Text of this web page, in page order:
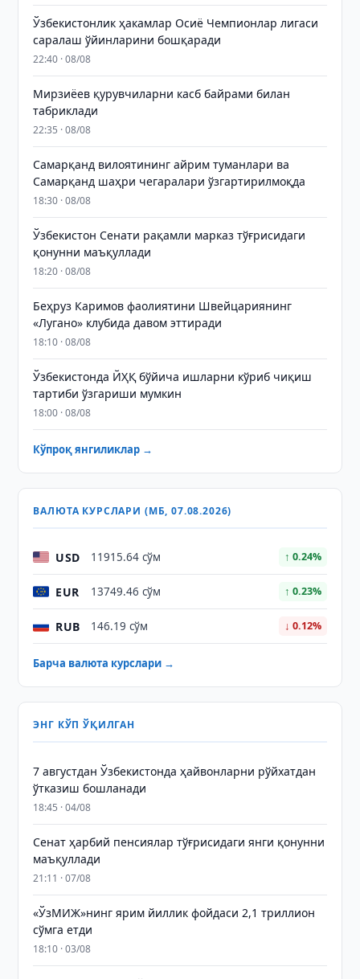
Ўзбекистонлик ҳакамлар Осиё Чемпионлар лигаси
саралаш ўйинларини бошқаради
22:40 · 08/08
Мирзиёев қурувчиларни касб байрами билан
табриклади
22:35 · 08/08
Самарқанд вилоятининг айрим туманлари ва
Самарқанд шаҳри чегаралари ўзгартирилмоқда
18:30 · 08/08
Ўзбекистон Сенати рақамли марказ тўғрисидаги
қонунни маъқуллади
18:20 · 08/08
Беҳруз Каримов фаолиятини Швейцариянинг
«Лугано» клубида давом эттиради
18:10 · 08/08
Ўзбекистонда ЙҲҚ бўйича ишларни кўриб чиқиш
тартиби ўзгариши мумкин
18:00 · 08/08
Кўпроқ янгиликлар →
ВАЛЮТА КУРСЛАРИ (МБ, 07.08.2026)
USD 11915.64 сўм ↑ 0.24%
EUR 13749.46 сўм ↑ 0.23%
RUB 146.19 сўм ↓ 0.12%
Барча валюта курслари →
ЭНГ КЎП ЎҚИЛГАН
7 августдан Ўзбекистонда ҳайвонларни рўйхатдан
ўтказиш бошланади
18:45 · 04/08
Сенат ҳарбий пенсиялар тўғрисидаги янги қонунни
маъқуллади
21:11 · 07/08
«ЎзМИЖ»нинг ярим йиллик фойдаси 2,1 триллион
сўмга етди
18:10 · 03/08